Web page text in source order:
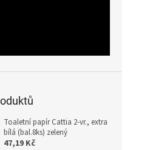
Toaletní papír Cattia 2-vr., extra
bílá (bal.8ks) zelený
47,19 Kč